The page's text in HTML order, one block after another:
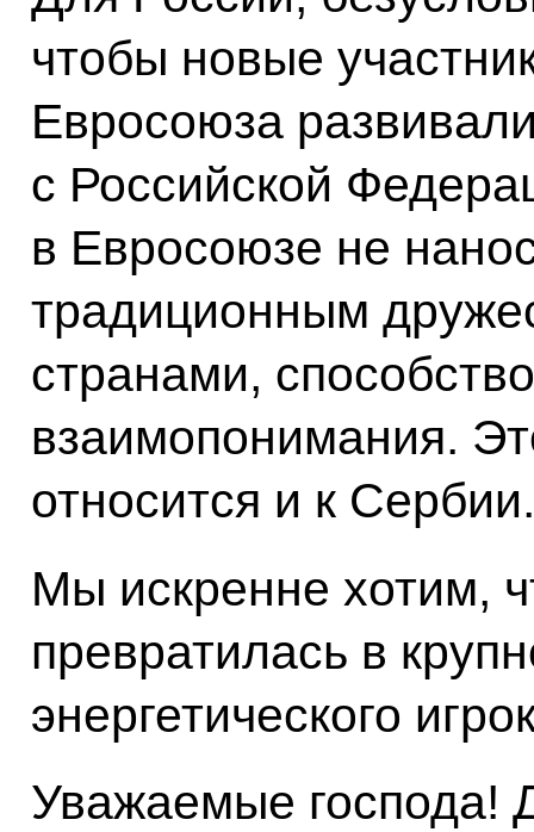
чтобы новые
Евросоюза
с Российской
в Евросоюзе не
традиционным
странами,
взаимопонимания.
относится и к Сербии.
Мы искренне хотим,
превратилась в
энергетического
Уважаемые господа!